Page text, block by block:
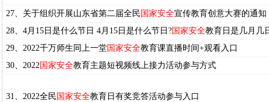
27、关于组织开展山东省第二届全民 国家安全宣传教育创意大赛的通知
28、4月15日是什么节日 4月15日是什么节日?国家安全教育日是几月几
29、2022千万师生同上一堂国家安全教育课直播时间+观看入口
30、2022国家安全教育主题短视频线上接力活动参与方式
31、2022全民 国家安全教育日有奖竞答活动参与入口